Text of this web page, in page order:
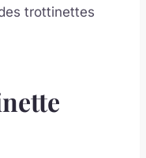
trottinettes